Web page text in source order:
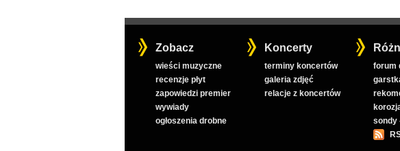
Zobacz
wieści muzyczne
recenzje płyt
zapowiedzi premier
wywiady
ogłoszenia drobne
Koncerty
terminy koncertów
galeria zdjęć
relacje z koncertów
forum
sondy